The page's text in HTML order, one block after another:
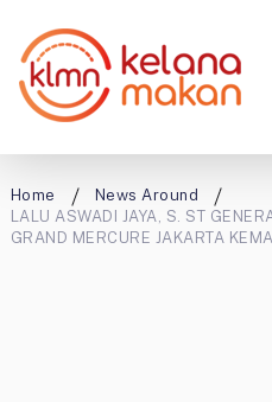
Home
News Around
LALU ASWADI JAYA, S. ST
GRAND MERCURE JAKARTA